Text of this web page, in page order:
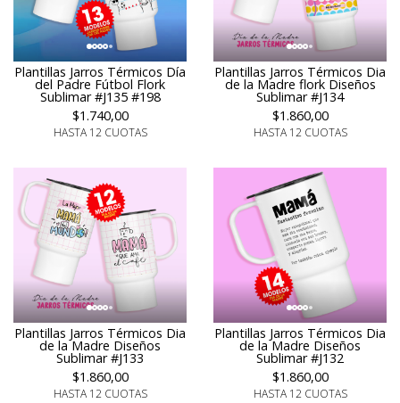
Plantillas Jarros Térmicos Día
del Padre Fútbol Flork
Sublimar #J135 #198
$1.740,00
HASTA 12 CUOTAS
Plantillas Jarros Térmicos Dia
de la Madre flork Diseños
Sublimar #J134
$1.860,00
HASTA 12 CUOTAS
Plantillas Jarros Térmicos Dia
de la Madre Diseños
Sublimar #J133
$1.860,00
HASTA 12 CUOTAS
Plantillas Jarros Térmicos Dia
de la Madre Diseños
Sublimar #J132
$1.860,00
HASTA 12 CUOTAS